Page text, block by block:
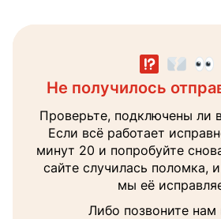
Получите
Наш менеджер поможет вам
и ответит на все
Заявка направлена
В ближайшее время
указанный вами
Не получилось
Проверьте, подключены ли
Если всё работает
минут 20 и попробуйте
сайте случилась поломка,
мы её
Либо позвоните нам